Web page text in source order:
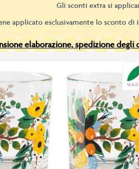
Gli sconti extra si
applicato esclusivamente lo sconto
elaborazione, spedizione degli